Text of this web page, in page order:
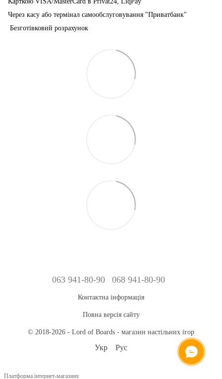
Через касу або термінал самообслуговування "Приватбанк"
Безготівковий розрахунок
063 941-80-90 068 941-80-90
Контактна інформація
Повна версія сайту
© 2018-2026 - Lord of Boards - магазин настільних ігор
Укр Рус
Платформа інтернет-магазину
ОНЛАЙН ЧАТ